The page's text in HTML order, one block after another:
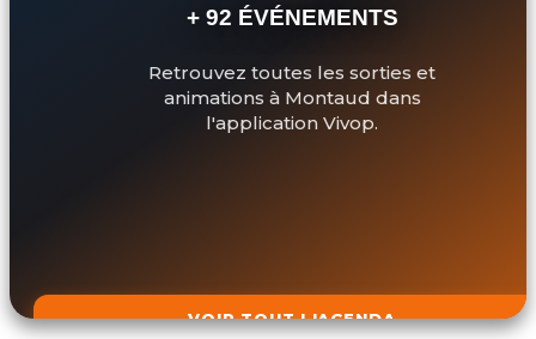
+ 92 ÉVÉNEMENTS
Retrouvez toutes les sorties et
animations à Montaud dans
l'application Vivop.
VOIR TOUT L'AGENDA